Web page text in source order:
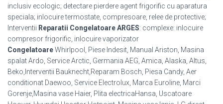
inclusiv ecologic; detectare pierdere agent frigorific cu aparatura
speciala; inlocuire termostate, compresoare, relee de protective;
Interventii Reparatii Congelatoare ARGES: complexe: inlocuire
compresor frigorific, inlocuire vaporizator
CongelatoareWhirlpool, Piese Indesit, Manual Ariston, Masina
spalat Ardo, Service Arctic, Germania AEG, Amica, Alaska, Altus,
Beko,Interventii Bauknecht,Reparam Bosch, Piesa Candy, Aer
conditionat Daewoo, Service Electrolux, Marca Euroline, Marci
Gorenje,Masina vase Haier, Plita electricaHansa, Uscatoare